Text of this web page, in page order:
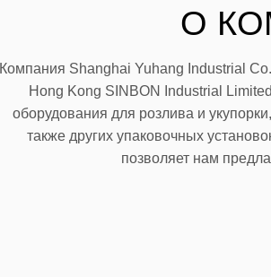
О
Компания Shanghai Yuhang Industrial
Hong Kong SINBON Industrial
оборудования для розлива и
также других упаковочных
позволяет нам